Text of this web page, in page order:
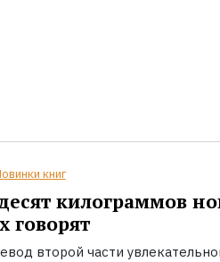
книг
килограммов
говорят
второй части